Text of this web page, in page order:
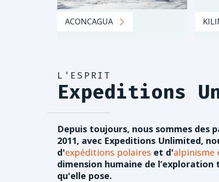
ACONCAGUA
L'ESPRIT
Expeditions
Depuis toujours, nous sommes des
2011, avec Expeditions Unlimited,
d'expéditions polaires et d'alpinisme
dimension humaine de
qu'elle pose.